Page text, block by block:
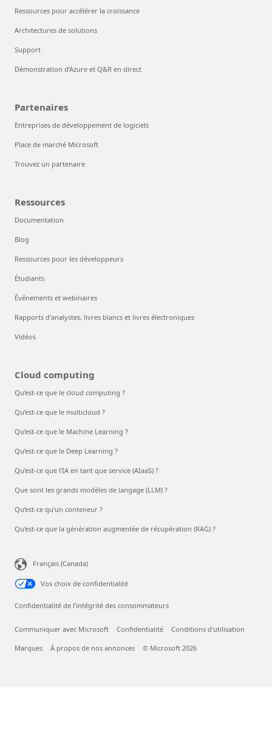
Ressources pour accélérer la croissance
Architectures de solutions
Support
Démonstration d’Azure et Q&R en direct
Partenaires
Entreprises de développement de logiciels
Place de marché Microsoft
Trouvez un partenaire
Ressources
Documentation
Blog
Ressources pour les développeurs
Étudiants
Événements et webinaires
Rapports d’analystes, livres blancs et livres électroniques
Vidéos
Cloud computing
Qu’est-ce que le cloud computing ?
Qu’est-ce que le multicloud ?
Qu’est-ce que le Machine Learning ?
Qu’est-ce que le Deep Learning ?
Qu’est-ce que l’IA en tant que service (AIaaS) ?
Que sont les grands modèles de langage (LLM) ?
Qu’est-ce qu’un conteneur ?
Qu’est-ce que la génération augmentée de récupération (RAG) ?
Français (Canada)
Vos choix de confidentialité
Confidentialité de l’intégrité des consommateurs
Communiquer avec Microsoft Confidentialité Conditions d'utilisation
Marques À propos de nos annonces © Microsoft 2026